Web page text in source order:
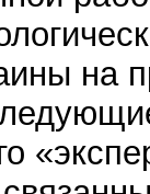
на